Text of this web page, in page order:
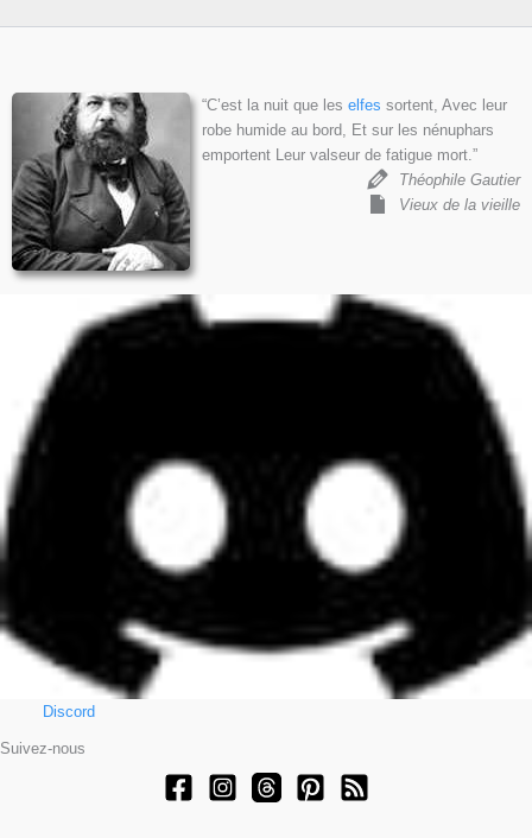
“C’est la nuit que les elfes sortent, Avec leur
robe humide au bord, Et sur les nénuphars
emportent Leur valseur de fatigue mort.”
Théophile Gautier
Vieux de la vieille
Discord
Suivez-nous